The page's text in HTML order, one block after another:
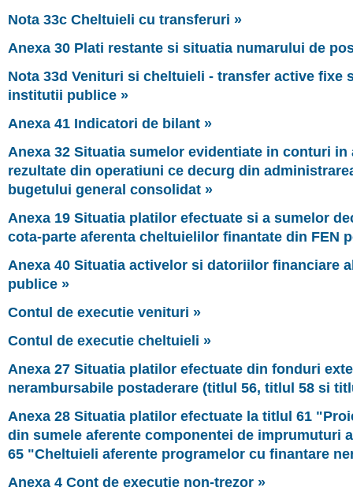
Nota 33c Cheltuieli cu transferuri »
Anexa 30 Plati restante si situatia numarului de
Nota 33d Venituri si cheltuieli - transfer active fixe
institutii publice »
Anexa 41 Indicatori de bilant »
Anexa 32 Situatia sumelor evidentiate in conturi
rezultate din operatiuni ce decurg din
bugetului general consolidat »
Anexa 19 Situatia platilor efectuate si a sumelor
cota-parte aferenta cheltuielilor finantate din FEN
Anexa 40 Situatia activelor si datoriilor financiare
publice »
Contul de executie venituri »
Contul de executie cheltuieli »
Anexa 27 Situatia platilor efectuate din fonduri
nerambursabile postaderare (titlul 56, titlul 58 si
Anexa 28 Situatia platilor efectuate la titlul 61
din sumele aferente componentei de imprumuturi
65 "Cheltuieli aferente programelor cu finantare
Anexa 4 Cont de executie non-trezor »